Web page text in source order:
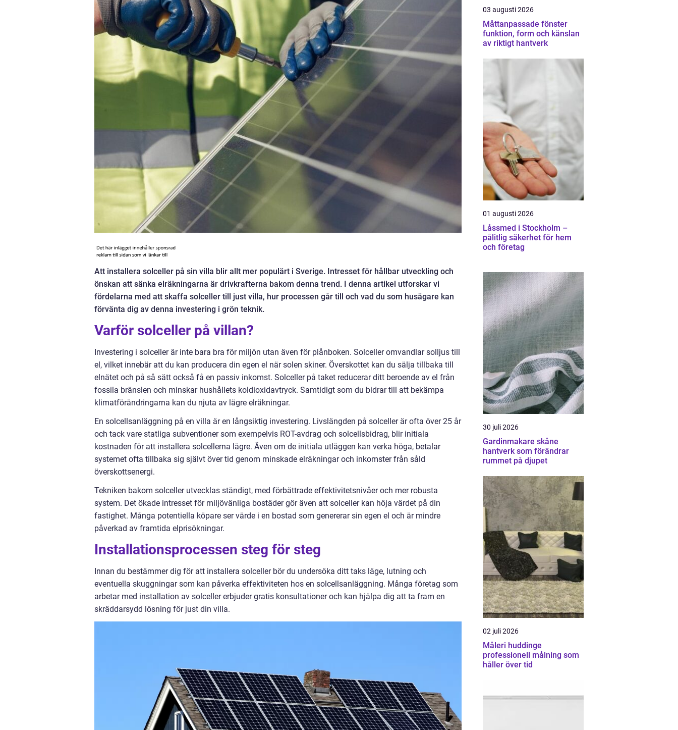
Att installera solceller på sin villa blir allt mer populärt i Sverige. Intresset för hållbar utveckling och
önskan att sänka elräkningarna är drivkrafterna bakom denna trend. I denna artikel utforskar vi
fördelarna med att skaffa solceller till just villa, hur processen går till och vad du som husägare kan
förvänta dig av denna investering i grön teknik.
Varför solceller på villan?
Investering i solceller är inte bara bra för miljön utan även för plånboken. Solceller omvandlar solljus till
el, vilket innebär att du kan producera din egen el när solen skiner. Överskottet kan du sälja tillbaka till
elnätet och på så sätt också få en passiv inkomst. Solceller på taket reducerar ditt beroende av el från
fossila bränslen och minskar hushållets koldioxidavtryck. Samtidigt som du bidrar till att bekämpa
klimatförändringarna kan du njuta av lägre elräkningar.
En solcellsanläggning på en villa är en långsiktig investering. Livslängden på solceller är ofta över 25 år
och tack vare statliga subventioner som exempelvis ROT-avdrag och solcellsbidrag, blir initiala
kostnaden för att installera solcellerna lägre. Även om de initiala utläggen kan verka höga, betalar
systemet ofta tillbaka sig självt över tid genom minskade elräkningar och inkomster från såld
överskottsenergi.
Tekniken bakom solceller utvecklas ständigt, med förbättrade effektivitetsnivåer och mer robusta
system. Det ökade intresset för miljövänliga bostäder gör även att solceller kan höja värdet på din
fastighet. Många potentiella köpare ser värde i en bostad som genererar sin egen el och är mindre
påverkad av framtida elprisökningar.
Installationsprocessen steg för steg
Innan du bestämmer dig för att installera solceller bör du undersöka ditt taks läge, lutning och
eventuella skuggningar som kan påverka effektiviteten hos en solcellsanläggning. Många företag som
arbetar med installation av solceller erbjuder gratis konsultationer och kan hjälpa dig att ta fram en
skräddarsydd lösning för just din villa.
03 augusti 2026
Måttanpassade fönster
funktion, form och känslan
av riktigt hantverk
01 augusti 2026
Låssmed i Stockholm –
pålitlig säkerhet för hem
och företag
30 juli 2026
Gardinmakare skåne
hantverk som förändrar
rummet på djupet
02 juli 2026
Måleri huddinge
professionell målning som
håller över tid